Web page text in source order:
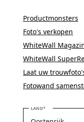
Productmonsters
Foto's verkopen
WhiteWall
WhiteWall
Laat uw
Fotowand
LANDSELECTEER UW